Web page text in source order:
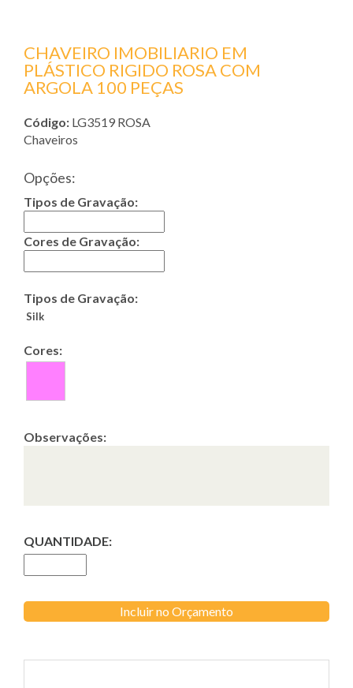
CHAVEIRO IMOBILIARIO EM
PLÁSTICO RIGIDO ROSA COM
ARGOLA 100 PEÇAS
Código: LG3519 ROSA
Chaveiros
Opções:
Tipos de Gravação:
Cores de Gravação:
Tipos de Gravação:
Silk
Cores:
Observações:
QUANTIDADE:
Incluir no Orçamento